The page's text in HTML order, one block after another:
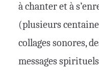
à chanter et à
(plusieurs
collages sonores,
messages